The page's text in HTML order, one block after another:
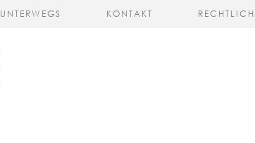
UNTERWEGS KONTAKT